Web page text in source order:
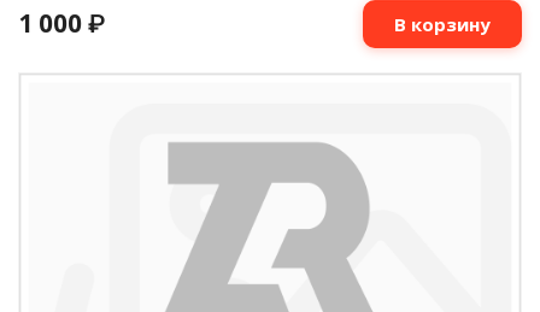
1 000 ₽ В корзину